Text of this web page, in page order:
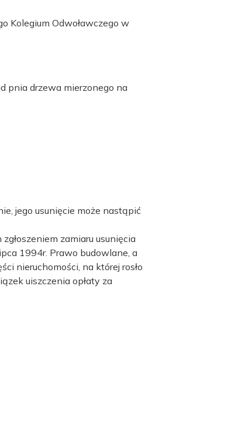
Kolegium Odwoławczego w
pnia drzewa mierzonego na
jego usunięcie może nastąpić
zamiaru usunięcia
1994r. Prawo budowlane, a
nieruchomości, na której rosło
uiszczenia opłaty za